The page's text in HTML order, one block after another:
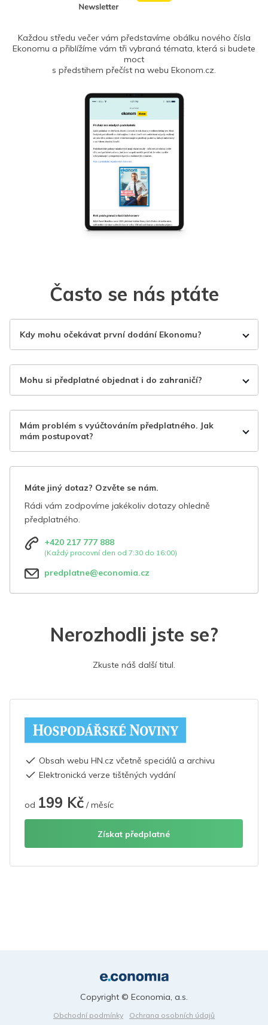
Každou středu večer vám představíme obálku nového čísla
Ekonomu a přiblížíme vám tři vybraná témata, která si budete
moct
s předstihem přečíst na webu Ekonom.cz.
Často se nás ptáte
Kdy mohu očekávat první dodání Ekonomu?
Mohu si předplatné objednat i do zahraničí?
Mám problém s vyúčtováním předplatného. Jak
mám postupovat?
Máte jiný dotaz? Ozvěte se nám.
Rádi vám zodpovíme jakékoliv dotazy ohledně
předplatného.
+420 217 777 888
(Každý pracovní den od 7:30 do 16:00)
predplatne@economia.cz
Nerozhodli jste se?
Zkuste náš další titul.
Obsah webu HN.cz včetně speciálů a archivu
Elektronická verze tištěných vydání
od 199 Kč / měsíc
Získat předplatné
Obchodní podmínky
Ochrana osobních údajů
Copyright © Economia, a.s.